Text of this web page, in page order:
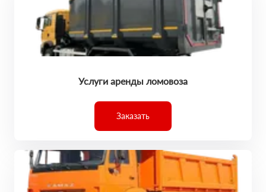
Услуги аренды ломовоза
Заказать